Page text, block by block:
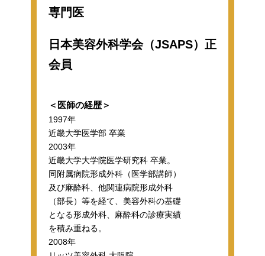
専門医
日本美容外科学会（JSAPS）正
会員
＜医師の経歴＞
1997年
近畿大学医学部 卒業
2003年
近畿大学大学院医学研究科 卒業。
同附属病院形成外科（医学部講師）
及び麻酔科、他関連病院形成外科
（部長）等を経て、美容外科の基礎
となる形成外科、麻酔科の診療実績
を積み重ねる。
2008年